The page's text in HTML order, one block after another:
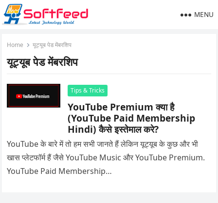
MENU
Home यूट्यूब पेड मेंबरशिप
यूट्यूब पेड मेंबरशिप
Tips & Tricks
YouTube Premium क्या है
(YouTube Paid Membership
Hindi) कैसे इस्तेमाल करे?
YouTube के बारे में तो हम सभी जानते हैं लेकिन यूट्यूब के कुछ और भी
खास प्लेटफॉर्म हैं जैसे YouTube Music और YouTube Premium.
YouTube Paid Membership…